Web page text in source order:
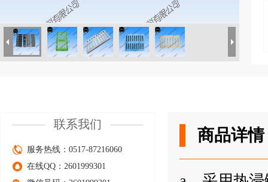
联系我们
服务热线：0517-87216060
在线QQ：2601999301
商品详情